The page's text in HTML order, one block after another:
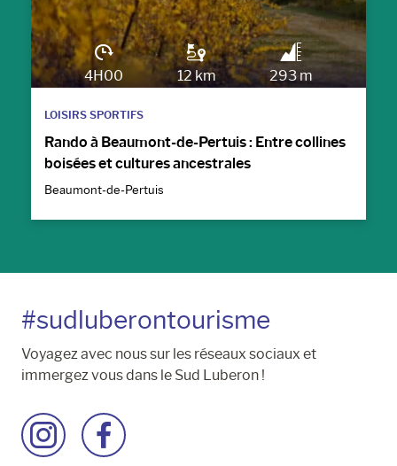
4H00 12 km 293 m
LOISIRS SPORTIFS
Rando à Beaumont-de-Pertuis : Entre collines
boisées et cultures ancestrales
Beaumont-de-Pertuis
#sudluberontourisme
Voyagez avec nous sur les réseaux sociaux et
immergez vous dans le Sud Luberon !
Accéder
à
Accéder
à